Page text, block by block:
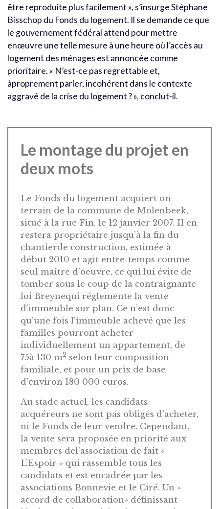
être reproduite plus facilement », s’insurge Stéphane
Bisschop du Fonds du logement. Il se demande ce que
le gouvernement fédéral attend pour mettre
enœuvre une telle mesure à une heure où l’accès au
logement des ménages est annoncée comme
prioritaire. « N’est-ce pas regrettable et,
àproprement parler, incohérent dans le contexte
aggravé de la crise du logement ? », conclut-il.
Le montage du projet en
deux mots
Le Fonds du logement acquiert un
terrain de la commune de Molenbeek,
situé à la rue Fin, le 12 janvier 2007. Il en
restera propriétaire jusqu’à la fin du
chantierde construction, estimée à
début 2010 et agit entre-temps comme
seul maître d’oeuvre, ce qui lui évite de
tomber sous le coup de la contraignante
loi Breynequi réglemente la vente
d’immeuble sur plan. Ce n’est donc
qu’une fois l’immeuble achevé que les
familles pourront acheter
individuellement un appartement, de
75à 130 m2 selon leur composition
familiale, et pour un prix de base
d’environ 180 000 euros.
Au stade actuel, les candidats
acquéreurs ne sont pas obligés d’acheter,
ni le Fonds de leur vendre. Cependant,
la vente sera proposée en priorité aux
membres del’association de fait «
L’Espoir » qui rassemble tous les
candidats et est encadrée par les
associations Bonnevie et le Ciré. Un «
accord de collaboration» définissant